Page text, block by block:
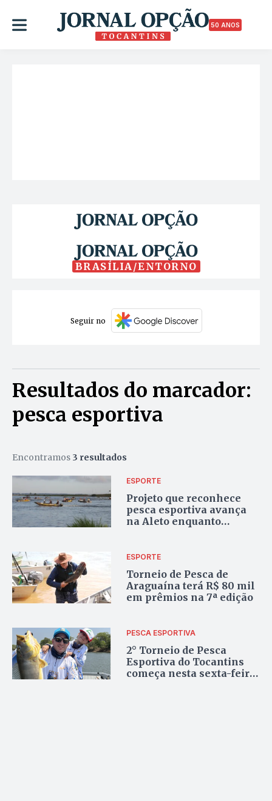
50 ANOS
BRASÍLIA/ENTORNO
Seguir no
Resultados do marcador:
pesca esportiva
Encontramos 3 resultados
ESPORTE
Projeto que reconhece
pesca esportiva avança
na Aleto enquanto
ESPORTE
Torneio de Pesca de
Araguaína terá R$ 80 mil
em prêmios na 7ª edição
PESCA ESPORTIVA
2° Torneio de Pesca
Esportiva do Tocantins
começa nesta sexta-feira